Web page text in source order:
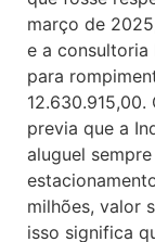
março de
e a consultoria
para
previa que a
aluguel
milhões, valor
isso significa